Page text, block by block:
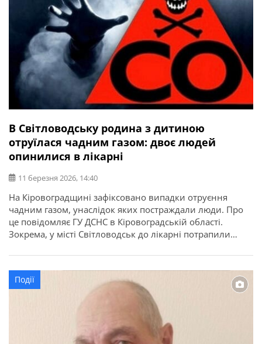
В Світловодську родина з дитиною
отруїлася чадним газом: двоє людей
опинилися в лікарні
11 березня 2026, 14:40
На Кіровоградщині зафіксовано випадки отруєння
чадним газом, унаслідок яких постраждали люди. Про
це повідомляє ГУ ДСНС в Кіровоградській області.
Зокрема, у місті Світловодськ до лікарні потрапили
народження, а батько дитини (1984 р.н.) від
госпіталізації відмовився. Рятувальники закликають
громадян дотримуватися правил безпечної експлуатації
пічного опалення та газових […]
Події